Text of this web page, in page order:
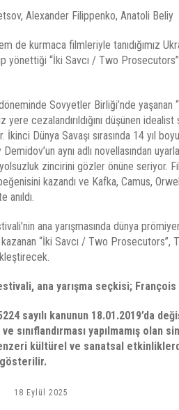
Alexander Filippenko, Anatoli Beliy
de kurmaca filmleriyle tanıdığımız
yönettiği “İki Savcı / Two
Sovyetler Birliği’nde yaşanan
yere cezalandırıldığını düşünen
İkinci Dünya Savaşı sırasında 14 yıl
aynı adlı novellasından
zincirini gözler önüne seriyor.
kazandı ve Kafka, Camus,
anıldı.
ana yarışmasında dünya
kazanan “İki Savcı / Two Prosecutors”,
ana yarışma seçkisi; François
5224 sayılı kanunun 18.01.2019’da
sınıflandırması yapılmamış
kültürel ve sanatsal
gösterilir.
18 Eylül 2025